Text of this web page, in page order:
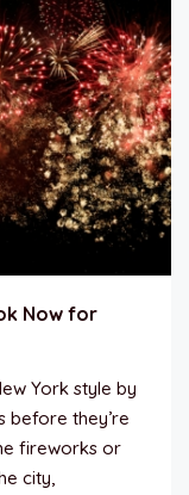
Now for
York style by
they’re
fireworks or
city,